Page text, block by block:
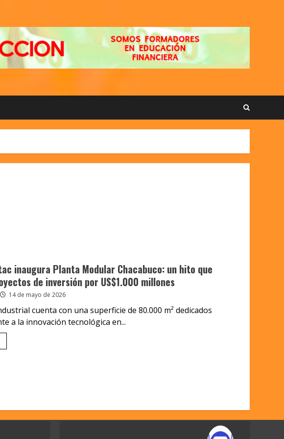
inaugura Planta Modular Chacabuco: un hito que
de inversión por US$1.000 millones
14 de mayo de 2026
cuenta con una superficie de 80.000 m² dedicados
a la innovación tecnológica en...